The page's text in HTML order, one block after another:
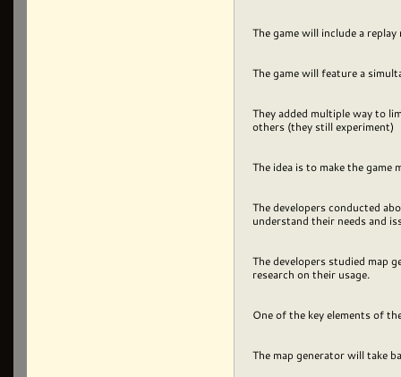
The game will include a
The game will feature a
They added multiple way to
others (they still experiment)
The idea is to make the
The developers conducted
understand their needs and
The developers studied map
research on their usage.
One of the key elements of
The map generator will take